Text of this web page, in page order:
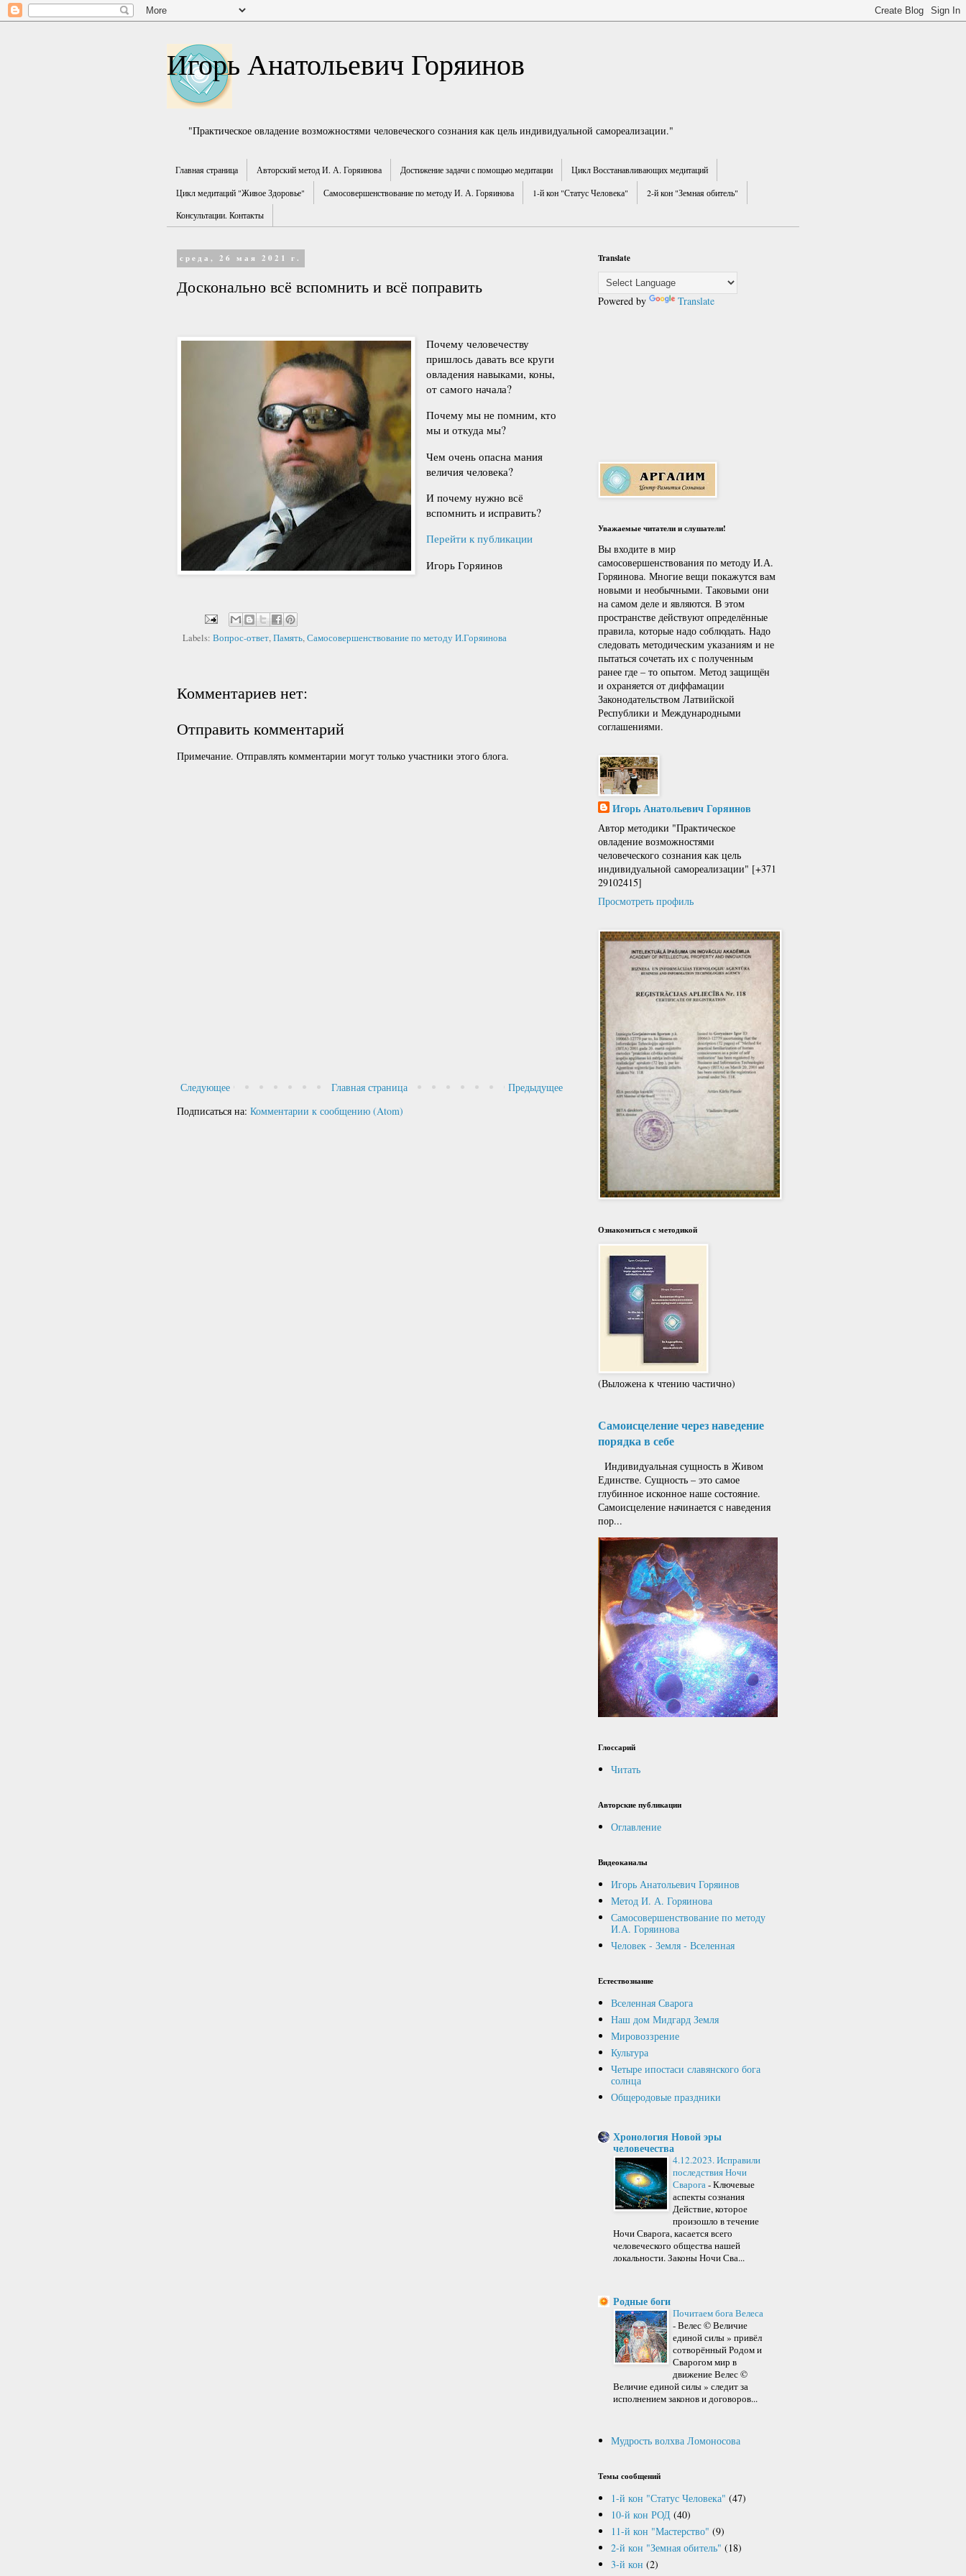
Игорь Анатольевич Горяинов
"Практическое овладение возможностями человеческого сознания как цель индивидуальной самореализации."
Главная страница Авторский метод И. А. Горяинова Достижение задачи с помощью медитации
Цикл Восстанавливающих медитаций
Цикл медитаций "Живое Здоровье"
Самосовершенствование по методу И. А. Горяинова 1-й кон "Статус Человека"
2-й кон "Земная обитель"
Консультации. Контакты
среда, 26 мая 2021 г.
Досконально всё вспомнить и всё поправить
Почему человечеству
пришлось давать все круги
овладения навыками, коны,
от самого начала?
Почему мы не помним, кто
мы и откуда мы?
Чем очень опасна мания
величия человека?
И почему нужно всё
вспомнить и исправить?
Перейти к публикации
Игорь Горяинов
Labels: Вопрос-ответ,Память,Самосовершенствование по методу И.Горяинова
Комментариев нет:
Отправить комментарий
Примечание. Отправлять комментарии могут только участники этого блога.
Следующее Предыдущее
Главная страница
Подписаться на: Комментарии к сообщению (Atom)
Translate
Powered by Translate
Уважаемые читатели и слушатели!
Вы входите в мир
самосовершенствования по методу И.А.
Горяинова. Многие вещи покажутся вам
новыми и необычными. Таковыми они
на самом деле и являются. В этом
пространстве действуют определённые
правила, которые надо соблюдать. Надо
следовать методическим указаниям и не
пытаться сочетать их с полученным
ранее где – то опытом. Метод защищён
и охраняется от диффамации
Законодательством Латвийской
Республики и Международными
соглашениями.
Игорь Анатольевич Горяинов
Автор методики "Практическое
овладение возможностями
человеческого сознания как цель
индивидуальной самореализации" [+371
29102415]
Просмотреть профиль
Ознакомиться с методикой
(Выложена к чтению частично)
Самоисцеление через наведение
порядка в себе
Индивидуальная сущность в Живом
Единстве. Сущность – это самое
глубинное исконное наше состояние.
Самоисцеление начинается с наведения
пор...
Глоссарий
Читать
Авторские публикации
Оглавление
Видеоканалы
Игорь Анатольевич Горяинов
Метод И. А. Горяинова
Самосовершенствование по методу
И.А. Горяинова
Человек - Земля - Вселенная
Естествознание
Вселенная Сварога
Наш дом Мидгард Земля
Мировоззрение
Культура
Четыре ипостаси славянского бога
солнца
Общеродовые праздники
Хронология Новой эры
человечества
4.12.2023. Исправили
последствия Ночи
Сварога-Ключевые
аспекты сознания
Действие, которое
произошло в течение
Ночи Сварога, касается всего
человеческого общества нашей
локальности. Законы Ночи Сва...
Родные боги
Почитаем бога Велеса
-Велес © Величие
единой силы » привёл
сотворённый Родом и
Сварогом мир в
движение Велес ©
Величие единой силы » следит за
исполнением законов и договоров...
Мудрость волхва Ломоносова
Темы сообщений
1-й кон "Статус Человека" (47)
10-й кон РОД (40)
11-й кон "Мастерство" (9)
2-й кон "Земная обитель" (18)
3-й кон (2)